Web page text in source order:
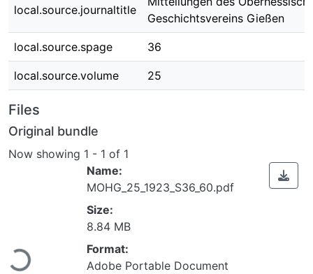
local.source.journaltitle
Geschichtsvereins Gießen
local.source.spage 36
local.source.volume 25
Files
Original bundle
Now showing 1 - 1 of 1
Name:
MOHG_25_1923_S36_60.pdf
Size:
8.84 MB
Format:
Adobe Portable Document